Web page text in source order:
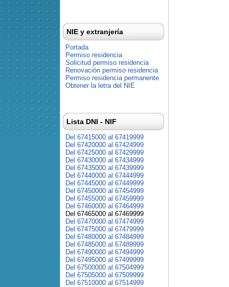
NIE y extranjería
Portada
Permiso residencia
Solicitud permiso residencia
Renovación permiso residencia
Permiso residencia permanente
Obtener la letra del NIE
Lista DNI - NIF
Del 67415000 al 67419999
Del 67420000 al 67424999
Del 67425000 al 67429999
Del 67430000 al 67434999
Del 67435000 al 67439999
Del 67440000 al 67444999
Del 67445000 al 67449999
Del 67450000 al 67454999
Del 67455000 al 67459999
Del 67460000 al 67464999
Del 67465000 al 67469999
Del 67470000 al 67474999
Del 67475000 al 67479999
Del 67480000 al 67484999
Del 67485000 al 67489999
Del 67490000 al 67494999
Del 67495000 al 67499999
Del 67500000 al 67504999
Del 67505000 al 67509999
Del 67510000 al 67514999